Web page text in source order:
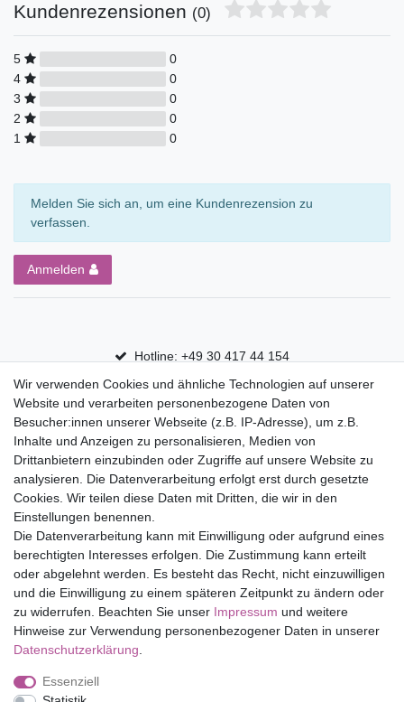
Kundenrezensionen (0)
5
0
4
0
3
0
2
0
1
0
Melden Sie sich an, um eine Kundenrezension zu
verfassen.
Anmelden
Hotline: +49 30 417 44 154
30 Tage Rückgaberecht
Versandfrei ab 75 € in Deutschland
Top Marken
Eduplay
Folia Bringmann
Shop
Mein Konto
Service
Versandkosten
Impressum
Wir verwenden Cookies und ähnliche Technologien auf unserer
Website und verarbeiten personenbezogene Daten von
Besucher:innen unserer Webseite (z.B. IP-Adresse), um z.B.
Inhalte und Anzeigen zu personalisieren, Medien von
Drittanbietern einzubinden oder Zugriffe auf unsere Website zu
analysieren. Die Datenverarbeitung erfolgt erst durch gesetzte
Cookies. Wir teilen diese Daten mit Dritten, die wir in den
Einstellungen benennen.
Die Datenverarbeitung kann mit Einwilligung oder aufgrund eines
berechtigten Interesses erfolgen. Die Zustimmung kann erteilt
oder abgelehnt werden. Es besteht das Recht, nicht einzuwilligen
und die Einwilligung zu einem späteren Zeitpunkt zu ändern oder
zu widerrufen. Beachten Sie unser Impressum und weitere
Hinweise zur Verwendung personenbezogener Daten in unserer
Daten­schutz­erklärung
Essenziell